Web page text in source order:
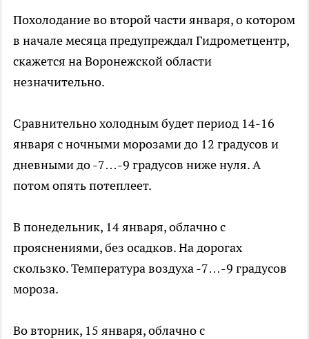
Похолодание во второй части января, о котором
в начале месяца предупреждал Гидрометцентр,
скажется на Воронежской области
незначительно.
Сравнительно холодным будет период 14-16
января с ночными морозами до 12 градусов и
дневными до -7…-9 градусов ниже нуля. А
потом опять потеплеет.
В понедельник, 14 января, облачно с
прояснениями, без осадков. На дорогах
скользко. Температура воздуха -7…-9 градусов
мороза.
Во вторник, 15 января, облачно с